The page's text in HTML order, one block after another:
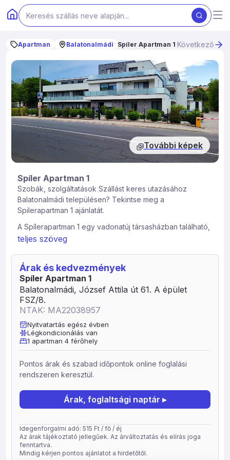
Apartman Balatonalmádi Spíler Apartman 1 Következő
További képek
Spíler Apartman 1
Szobák, szolgáltatások Szállást keres utazásához
Balatonalmádi településen? Tekintse meg a
Spilerapartman 1 ajánlatát.
A Spílerapartman 1 egy vadonatúj társasházban található,
barátságosan berendezett apartmannal várja a
ingyen a helyszíni zárt parkolóban leparkolhatja. Az
apartman saját teraszos vagy erkélyes, ahol Ön is
könnyedén élvezheti a szabad levegőt. Az apartmanhoz
saját fürdőszoba tartozik.
listáját, valamint a foglaláshoz tartozó pontos
felszereltséget a lenti adatlapon, illetve a megfelelő
szobatípusok adatlapján találja meg. Étkezés A
megjelenített szobaárak ellátás nélkül értendők.
Kevesebb, mint 50 méterre fekszik a legközelebbi
élelmiszerbolt.
teljes szöveg
Árak és kedvezmények
Spíler Apartman 1
Balatonalmádi, József Attila út 61. A épület
FSZ/8.
NTAK: MA22038957
Nyitvatartás egész évben
Légkondicionálás van
1 apartman 4 férőhely
Pontos árak és szabad időpontok online foglalási
rendszeren keresztül.
Árak, foglaltsági naptár ▸
Idegenforgalmi adó: 515 Ft / fő / éj
Az árak tájékoztató jellegűek. Az árváltoztatás és elírás joga
fenntartva.
Mindig kérjen pontos ajánlatot a hirdetőtől.